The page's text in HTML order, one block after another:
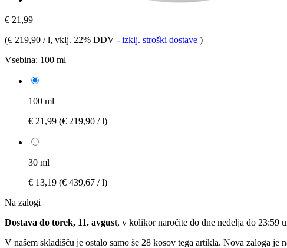
€ 21,99
(€ 219,90 / l, vklj. 22% DDV - izklj. stroški dostave )
Vsebina: 100 ml
100 ml
€ 21,99 (€ 219,90 / l)
30 ml
€ 13,19 (€ 439,67 / l)
Na zalogi
Dostava do torek, 11. avgust, v kolikor naročite do dne nedelja do 23:59
V našem skladišču je ostalo samo še 28 kosov tega artikla. Nova zaloga